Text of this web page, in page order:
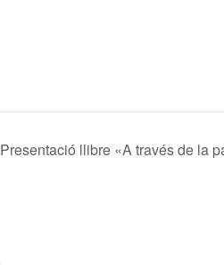
Presentació llibre «A través de la